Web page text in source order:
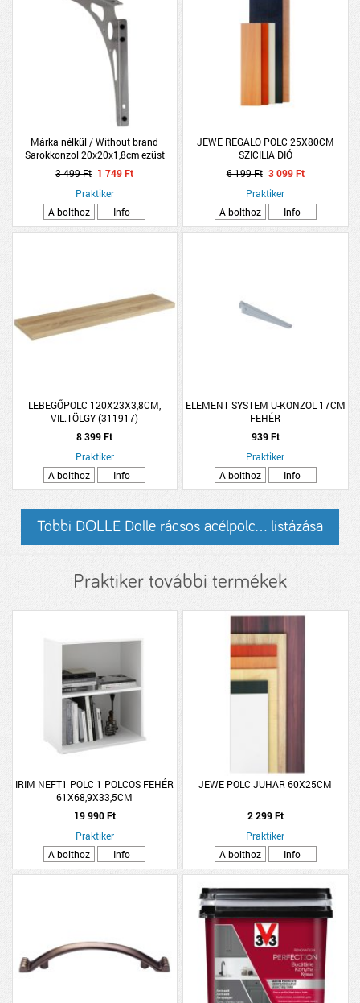
Márka nélkül / Without brand
Sarokkonzol 20x20x1,8cm ezüst
univerzális
3 499 Ft 1 749 Ft
Praktiker
A bolthoz
Info
JEWE REGALO POLC 25X80CM
SZICILIA DIÓ
6 199 Ft 3 099 Ft
Praktiker
A bolthoz
Info
LEBEGŐPOLC 120X23X3,8CM,
VIL.TÖLGY (311917)
8 399 Ft
Praktiker
A bolthoz
Info
ELEMENT SYSTEM U-KONZOL 17CM
FEHÉR
939 Ft
Praktiker
A bolthoz
Info
Többi DOLLE Dolle rácsos acélpolc... listázása
Praktiker további termékek
IRIM NEFT1 POLC 1 POLCOS FEHÉR
61X68,9X33,5CM
19 990 Ft
Praktiker
A bolthoz
Info
JEWE POLC JUHAR 60X25CM
2 299 Ft
Praktiker
A bolthoz
Info